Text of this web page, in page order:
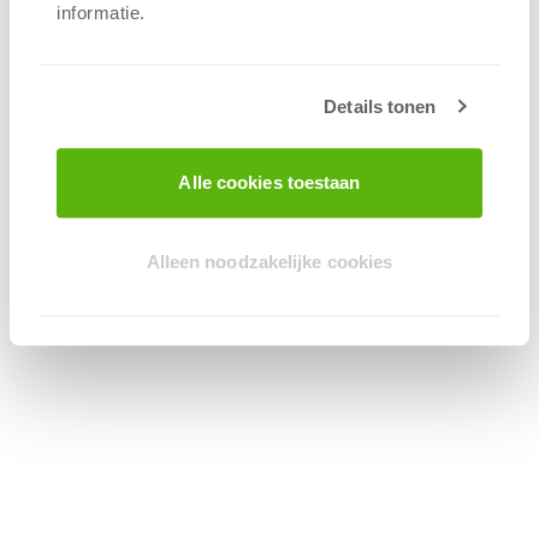
informatie.
Details tonen
Alle cookies toestaan
Alleen noodzakelijke cookies